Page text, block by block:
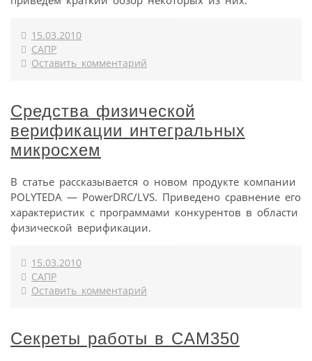
15.03.2010
САПР
Оставить комментарий
Средства физической
верификации интегральных
микросхем
В статье рассказывается о новом продукте компании
POLYTEDA — PowerDRC/LVS. Приведено сравнение его
характеристик с программами конкурентов в области
физической верификации.
15.03.2010
САПР
Оставить комментарий
Секреты работы в CAM350